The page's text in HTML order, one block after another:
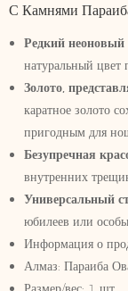
С Камнями
Редкий неоновый
натуральный цвет
Золото,
каратное золото
пригодным для
Безупречная
внутренних
Универсальный
юбилеев или
Информация о
Алмаз: Параиба